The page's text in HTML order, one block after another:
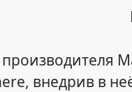
внедрив в